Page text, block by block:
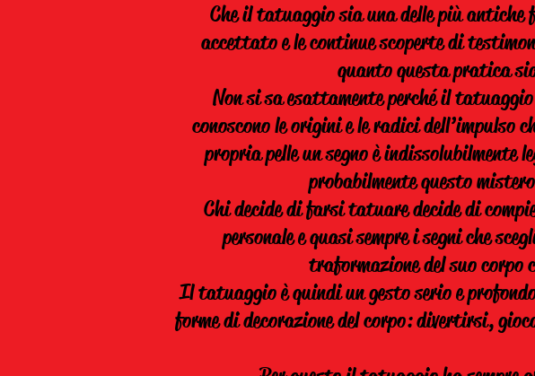
Che il tatuaggio sia una delle più antiche
accettato e le continue scoperte di
quanto questa pratica
Non si sa esattamente perché il
conoscono le origini e le radici dell’impulso
propria pelle un segno è
probabilmente questo
Chi decide di farsi tatuare decide di
personale e quasi sempre i segni che
traformazione del suo corpo
Il tatuaggio è quindi un gesto serio e
forme di decorazione del corpo: divertirsi,